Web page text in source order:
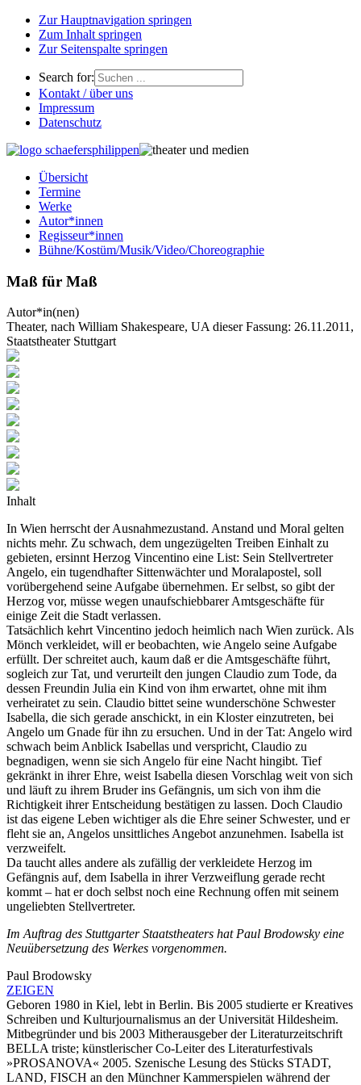
Zur Hauptnavigation springen
Zum Inhalt springen
Zur Seitenspalte springen
Search for:
Kontakt / über uns
Impressum
Datenschutz
Übersicht
Termine
Werke
Autor*innen
Regisseur*innen
Bühne/Kostüm/Musik/Video/Choreographie
Maß für Maß
Autor*in(nen)
Theater, nach William Shakespeare, UA dieser Fassung: 26.11.2011,
Staatstheater Stuttgart
Inhalt
In Wien herrscht der Ausnahmezustand. Anstand und Moral gelten
nichts mehr. Zu schwach, dem ungezügelten Treiben Einhalt zu
gebieten, ersinnt Herzog Vincentino eine List: Sein Stellvertreter
Angelo, ein tugendhafter Sittenwächter und Moralapostel, soll
vorübergehend seine Aufgabe übernehmen. Er selbst, so gibt der
Herzog vor, müsse wegen unaufschiebbarer Amtsgeschäfte für
einige Zeit die Stadt verlassen.
Tatsächlich kehrt Vincentino jedoch heimlich nach Wien zurück. Als
Mönch verkleidet, will er beobachten, wie Angelo seine Aufgabe
erfüllt. Der schreitet auch, kaum daß er die Amtsgeschäfte führt,
sogleich zur Tat, und verurteilt den jungen Claudio zum Tode, da
dessen Freundin Julia ein Kind von ihm erwartet, ohne mit ihm
verheiratet zu sein. Claudio bittet seine wunderschöne Schwester
Isabella, die sich gerade anschickt, in ein Kloster einzutreten, bei
Angelo um Gnade für ihn zu ersuchen. Und in der Tat: Angelo wird
schwach beim Anblick Isabellas und verspricht, Claudio zu
begnadigen, wenn sie sich Angelo für eine Nacht hingibt. Tief
gekränkt in ihrer Ehre, weist Isabella diesen Vorschlag weit von sich
und läuft zu ihrem Bruder ins Gefängnis, um sich von ihm die
Richtigkeit ihrer Entscheidung bestätigen zu lassen. Doch Claudio
ist das eigene Leben wichtiger als die Ehre seiner Schwester, und er
fleht sie an, Angelos unsittliches Angebot anzunehmen. Isabella ist
verzweifelt.
Da taucht alles andere als zufällig der verkleidete Herzog im
Gefängnis auf, dem Isabella in ihrer Verzweiflung gerade recht
kommt – hat er doch selbst noch eine Rechnung offen mit seinem
ungeliebten Stellvertreter.
Im Auftrag des Stuttgarter Staatstheaters hat Paul Brodowsky eine
Neuübersetzung des Werkes vorgenommen.
Paul Brodowsky
ZEIGEN
Geboren 1980 in Kiel, lebt in Berlin. Bis 2005 studierte er Kreatives
Schreiben und Kulturjournalismus an der Universität Hildesheim.
Mitbegründer und bis 2003 Mitherausgeber der Literaturzeitschrift
BELLA triste; künstlerischer Co-Leiter des Literaturfestivals
»PROSANOVA« 2005. Szenische Lesung des Stücks STADT,
LAND, FISCH an den Münchner Kammerspielen während der